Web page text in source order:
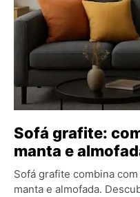
Sofá grafite:
manta e
Sofá grafite combina
manta e almofada.